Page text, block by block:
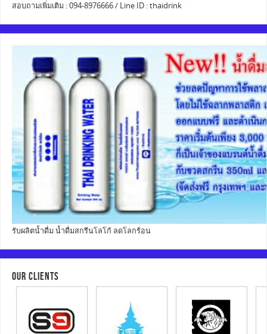
สอบถามเพิ่มเติม : 094-8976666 / Line ID : thaidrink
รับผลิตน้ำดื่ม น้ำดื่มสกรีนโลโก้ ลดโลกร้อน
OUR CLIENTS